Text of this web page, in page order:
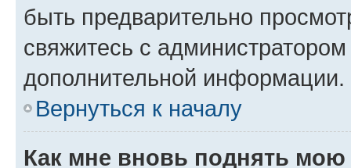
быть предварительно
свяжитесь с
дополнительной информации.
Вернуться к началу
Как мне вновь поднять мою